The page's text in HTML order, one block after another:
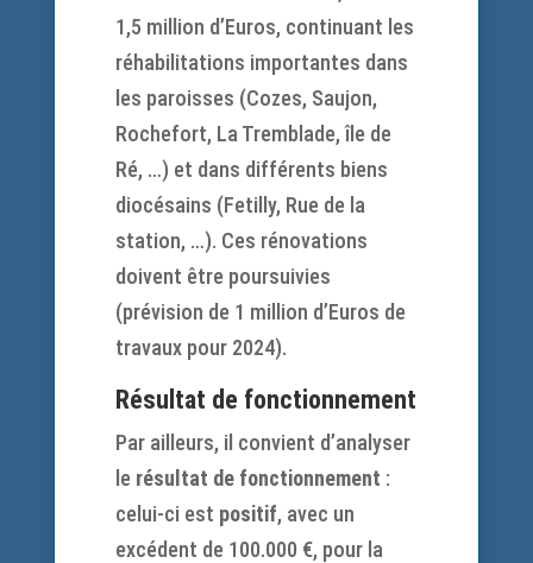
1,5 million d’Euros, continuant les
réhabilitations importantes dans
les paroisses (Cozes, Saujon,
Rochefort, La Tremblade, île de
Ré, …) et dans différents biens
diocésains (Fetilly, Rue de la
station, …). Ces rénovations
doivent être poursuivies
(prévision de 1 million d’Euros de
travaux pour 2024).
Résultat de fonctionnement
Par ailleurs, il convient d’analyser
le résultat de fonctionnement :
celui-ci est positif, avec un
excédent de 100.000 €, pour la